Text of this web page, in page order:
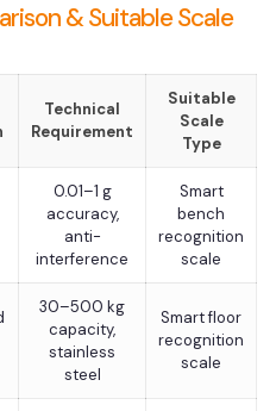
& Suitable Scale
Technical
Requirement
Suitable
Scale
Type
0.01–1 g
accuracy,
anti-
interference
Smart
bench
recognition
scale
30–500 kg
capacity,
stainless
steel
Smart floor
recognition
scale